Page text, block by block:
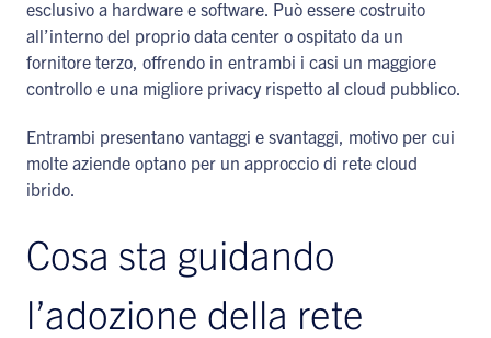
esclusivo a hardware e software. Può essere costruito
all’interno del proprio data center o ospitato da un
fornitore terzo, offrendo in entrambi i casi un maggiore
controllo e una migliore privacy rispetto al cloud pubblico.
Entrambi presentano vantaggi e svantaggi, motivo per cui
molte aziende optano per un approccio di rete cloud
ibrido.
Cosa sta guidando
l’adozione della rete